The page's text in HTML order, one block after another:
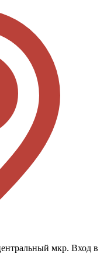
мкр. Вход в